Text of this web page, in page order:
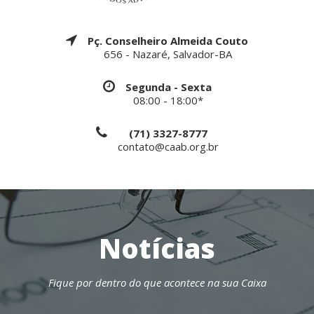
Pç. Conselheiro Almeida Couto
656 - Nazaré, Salvador-BA
Segunda - Sexta
08:00 - 18:00*
(71) 3327-8777
contato@caab.org.br
Notícias
Fique por dentro do que acontece na sua Caixa